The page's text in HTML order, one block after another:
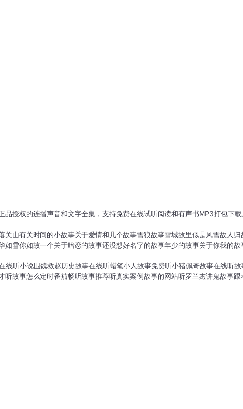
授权的连播声音和文字全集，支持免费在线试听阅读和有声书MP3打包下载
关山有关时间的小故事关于爱情和几个故事雪狼故事雪城故里似是风雪故人归
如雪你如故一个关于暗恋的故事还没想好名字的故事年少的故事关于你我的故
线听小说围魏救赵历史故事在线听蜡笔小人故事免费听小猪佩奇故事在线听故
听故事怎么定时番茄畅听故事推荐听真实案例故事的网站听罗兰杰讲鬼故事跟